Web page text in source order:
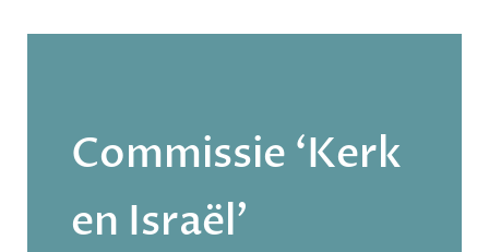
Commissie ‘Kerk
en Israël’